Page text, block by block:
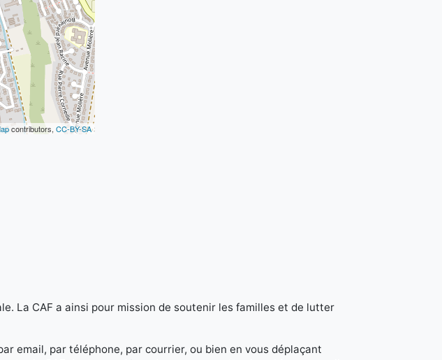
contributors, CC-BY-SA
La CAF a ainsi pour mission de soutenir les familles et de lutter
email, par téléphone, par courrier, ou bien en vous déplaçant